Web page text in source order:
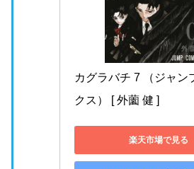
カグラバチ 7 （ジャン
クス） [ 外薗 健 ]
楽天市場で見る